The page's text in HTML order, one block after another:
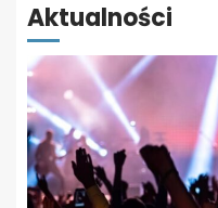
Aktualności